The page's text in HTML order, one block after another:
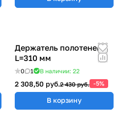
Держатель полотенец
L=310 мм
0 1 В наличии: 22
2 308,50 руб.2 430 руб. -5%
В корзину